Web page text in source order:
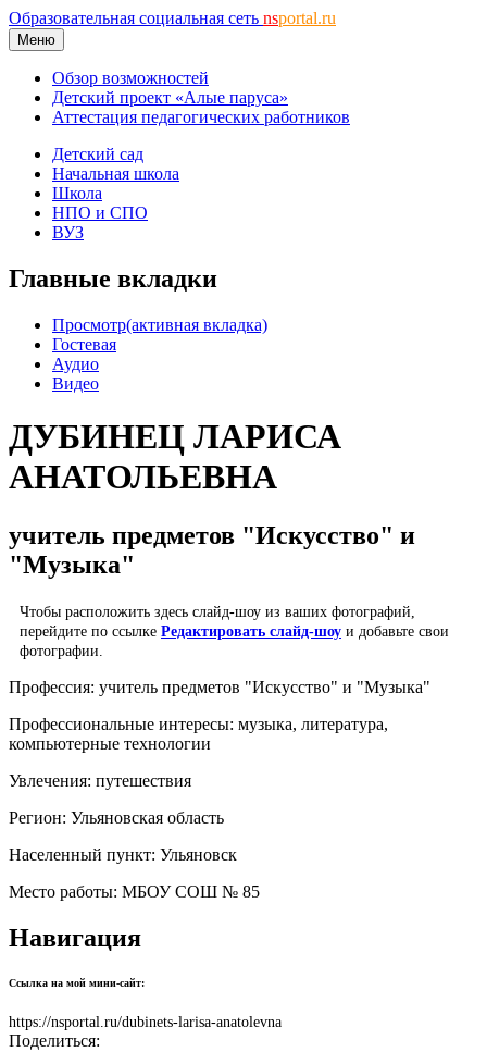
Образовательная социальная сеть nsportal.ru
Меню
Обзор возможностей
Детский проект «Алые паруса»
Аттестация педагогических работников
Детский сад
Начальная школа
Школа
НПО и СПО
ВУЗ
Главные вкладки
Просмотр(активная вкладка)
Гостевая
Аудио
Видео
ДУБИНЕЦ ЛАРИСА
АНАТОЛЬЕВНА
учитель предметов "Искусство" и
"Музыка"
Чтобы расположить здесь слайд-шоу из ваших фотографий,
перейдите по ссылке Редактировать слайд-шоу и добавьте свои
фотографии.
Профессия: учитель предметов "Искусство" и "Музыка"
Профессиональные интересы: музыка, литература,
компьютерные технологии
Увлечения: путешествия
Регион: Ульяновская область
Населенный пункт: Ульяновск
Место работы: МБОУ СОШ № 85
Навигация
Ссылка на мой мини-сайт:
https://nsportal.ru/dubinets-larisa-anatolevna
Поделиться: